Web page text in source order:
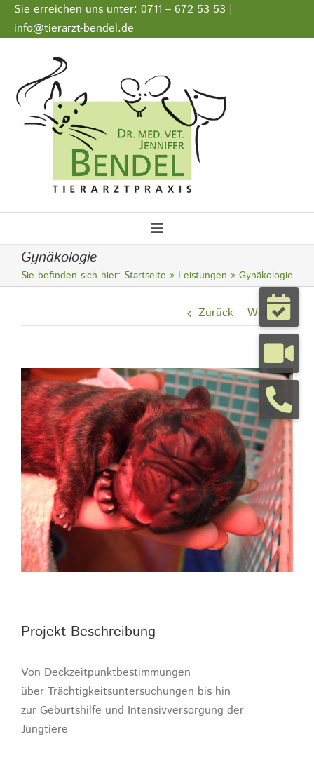
Zum
Inhalt
Sie erreichen uns unter: 0711 – 672 53 53 |
info@tierarzt-bendel.de
Stellenangebote
Impressum
Datenschutz
Toggle
Startseite
Tierhalterinfos
Kontakt
Termine
Gynäkologie
Sie befinden sich hier: Startseite Leistungen Gynäkologie
Zurück Weiter
View
Larger
Image
Projekt Beschreibung
Von Deckzeitpunktbestimmungen
über Trächtigkeitsuntersuchungen bis hin
zur Geburtshilfe und Intensivversorgung der
Jungtiere